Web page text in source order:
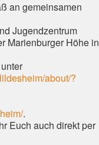
an gemeinsamen
Jugendzentrum
Marienburger Höhe in
about/?
.
Euch auch direkt per